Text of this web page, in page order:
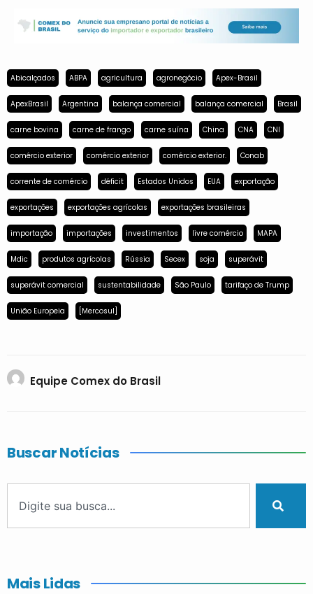
Abicalçados ABPA agricultura agronegócio Apex-Brasil
ApexBrasil Argentina balança comercial balança comercial Brasil
carne bovina carne de frango carne suína China CNA CNI
comércio exterior comércio exterior comércio exterior. Conab
corrente de comércio déficit Estados Unidos EUA exportação
exportações exportações agrícolas exportações brasileiras
importação importações investimentos livre comércio MAPA
Mdic produtos agrícolas Rússia Secex soja superávit
superávit comercial sustentabilidade São Paulo tarifaço de Trump
União Europeia [Mercosul]
Equipe Comex do Brasil
Buscar Notícias
Mais Lidas